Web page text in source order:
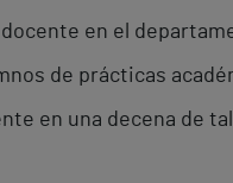
en el
de prácticas
en una decena de